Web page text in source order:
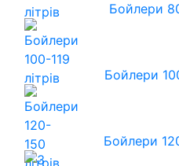
Бойлери
Бойлери
Бойлери